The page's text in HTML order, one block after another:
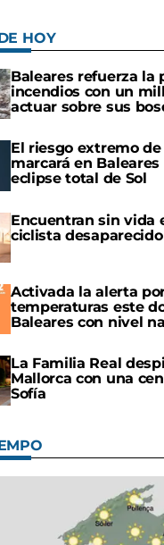
HOY
Baleares refuerza la
incendios con un
actuar sobre sus
El riesgo extremo
marcará en
eclipse total de Sol
Encuentran sin vida
ciclista
Activada la alerta
temperaturas este
Baleares con nivel
La Familia Real
Mallorca con una
Sofía